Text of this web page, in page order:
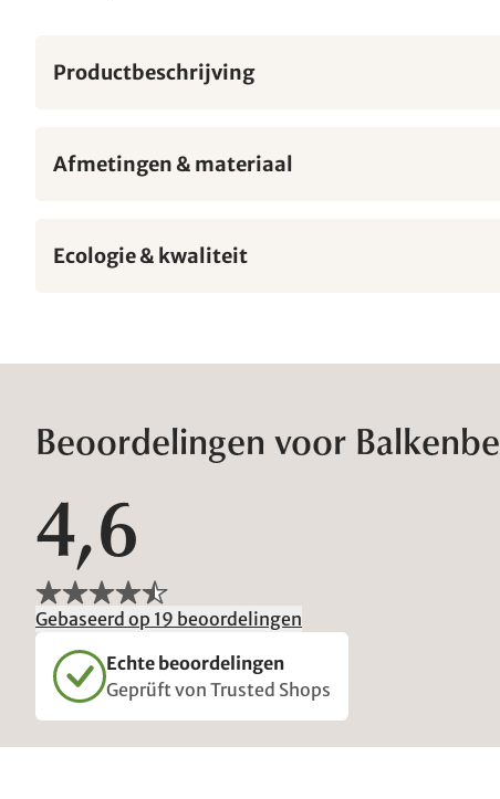
Productbeschrijving
Afmetingen & materiaal
Ecologie & kwaliteit
Beoordelingen voor
4,6
Gebaseerd op 19 beoordelingen
Echte beoordelingen
Geprüft von Trusted Shops